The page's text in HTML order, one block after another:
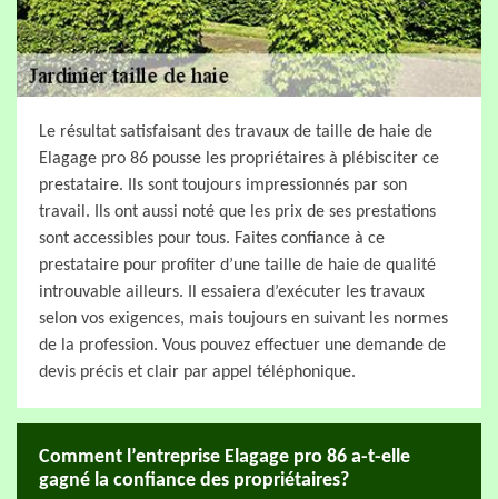
Le résultat satisfaisant des travaux de taille de haie de
Elagage pro 86 pousse les propriétaires à plébisciter ce
prestataire. Ils sont toujours impressionnés par son
travail. Ils ont aussi noté que les prix de ses prestations
sont accessibles pour tous. Faites confiance à ce
prestataire pour profiter d’une taille de haie de qualité
introuvable ailleurs. Il essaiera d’exécuter les travaux
selon vos exigences, mais toujours en suivant les normes
de la profession. Vous pouvez effectuer une demande de
devis précis et clair par appel téléphonique.
Comment l’entreprise Elagage pro 86 a-t-elle
gagné la confiance des propriétaires?